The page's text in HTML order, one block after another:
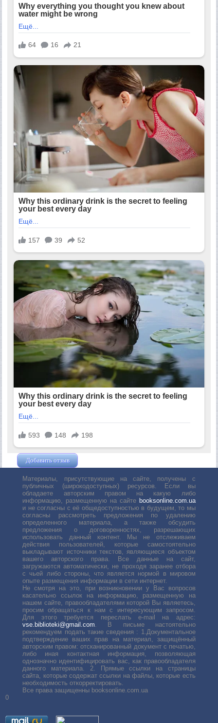
Добавить отзыв
Материалы, присутствующие на сайте, получены с
публичных (широкодоступных) ресурсов. Если вы
обладаете авторским правом на какую либо
информацию, размещенную на сайте booksonline.com.ua
и не согласны с её общедоступностью в будущем, то мы
согласны рассмотреть предложения по удалению
определенного материала, а также обсудить
предложения о договоренностях, разрешающих
использовать данный контент. Мы не отслеживаем
действия пользователей, которые самостоятельно
выкладывают источники текстов, являющиеся объектом
вашего авторского права. Все данные на сайт,
загружаются автоматически, не проходя заранее отбора
с чьей либо стороны, что является нормой в мировом
опыте размещения информации в сети интернет.
Не смотря на это, при возникновении у Вас вопросов
касательно ссылок на информацию, размещенную на
нашем сайте, правообладателями которой Вы являетесь,
просим обращаться к нам с интересующим запросом.
Для этого требуется переслать е-mail на адрес:
vse.biblioteki@gmail.com. В письме настоятельно
рекомендуем подать такие сведения : 1.Документальное
подтверждение ваших прав на материал, защищённый
авторским правом: отсканированный документ с печатью,
либо иная контактная информация, позволяющая
однозначно идентифицировать вас, как правообладателя
данного материала. 2. Прямые ссылки на страницы
сайта, которые содержат ссылки на файлы, которые есть
необходимость откорректировать.
Все права защищенны booksonline.com.ua
0